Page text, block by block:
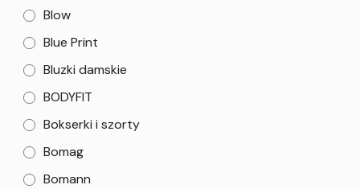
Blow
Blue Print
Bluzki damskie
BODYFIT
Bokserki i szorty
Bomag
Bomann